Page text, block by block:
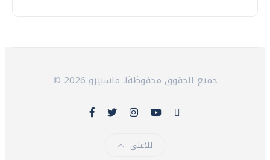
© 2026 جميع الحقوق محفوظةلـ ماسبيرو
للاعلى